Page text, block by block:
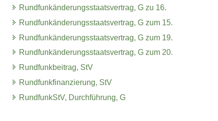
Rundfunkänderungsstaatsvertrag, G zu 16.
Rundfunkänderungsstaatsvertrag, G zum 15.
Rundfunkänderungsstaatsvertrag, G zum 19.
Rundfunkänderungsstaatsvertrag, G zum 20.
Rundfunkbeitrag, StV
Rundfunkfinanzierung, StV
RundfunkStV, Durchführung, G